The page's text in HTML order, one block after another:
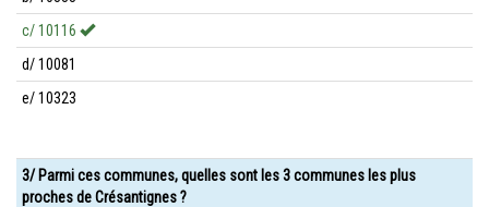
c/ 10116
d/ 10081
e/ 10323
3/ Parmi ces communes, quelles sont les 3 communes les plus
proches de Crésantignes ?